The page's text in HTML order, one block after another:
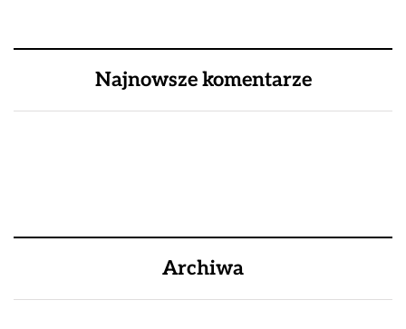
Najnowsze komentarze
Archiwa